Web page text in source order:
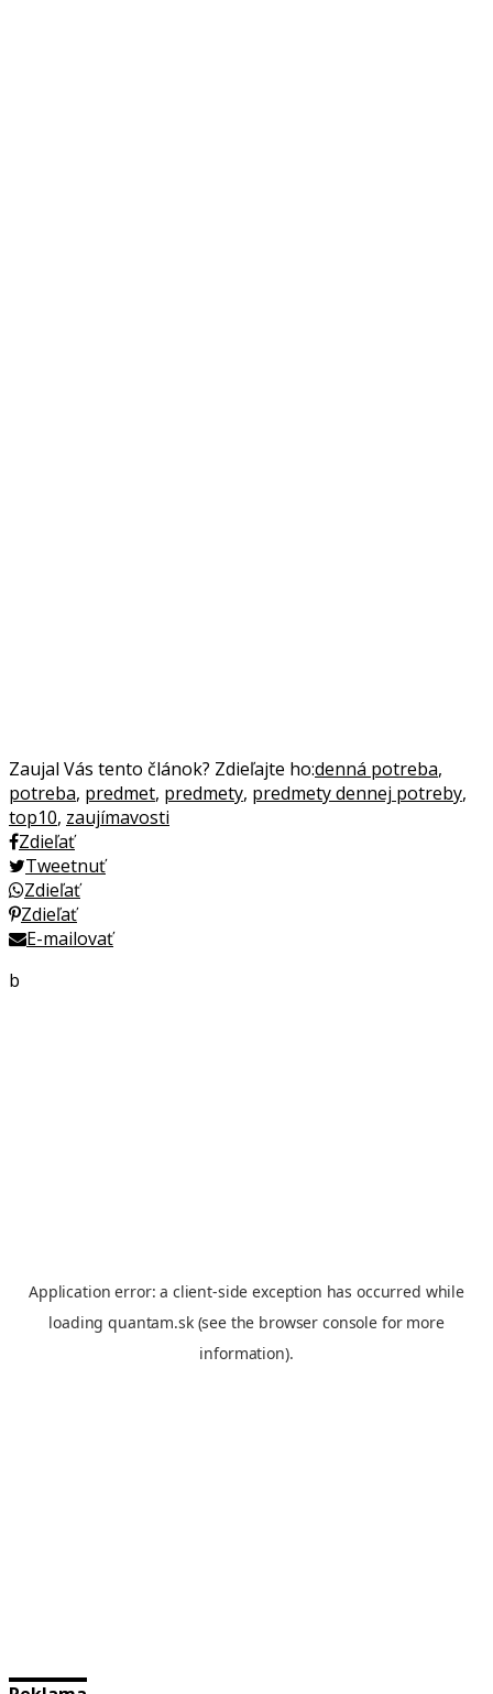
Zaujal Vás tento článok? Zdieľajte ho:denná potreba,
potreba, predmet, predmety, predmety dennej potreby,
top10, zaujímavosti
Zdieľať
Tweetnuť
Zdieľať
Zdieľať
E-mailovať
b